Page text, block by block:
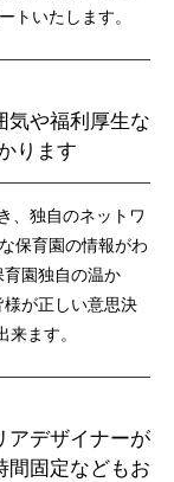
トいたします。
気や福利厚生な
ります
、独自のネットワ
保育園の情報がわ
園独自の温か
が正しい意思決
ます。
アデザイナーが
間固定などもお